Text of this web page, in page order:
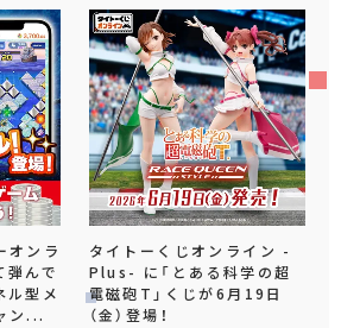
オンラ
弾んで
ル型メ
ン...
タイトーくじオンライン -
Plus- に「とある科学の超
電磁砲T」くじが6月19日
（金）登場！